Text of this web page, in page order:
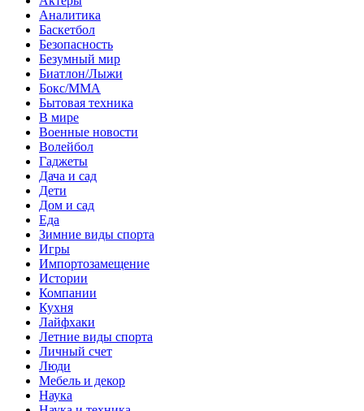
Аналитика
Баскетбол
Безопасность
Безумный мир
Биатлон/Лыжи
Бокс/MMA
Бытовая техника
В мире
Военные новости
Волейбол
Гаджеты
Дача и сад
Дети
Дом и сад
Еда
Зимние виды спорта
Игры
Импортозамещение
Истории
Компании
Кухня
Лайфхаки
Летние виды спорта
Личный счет
Люди
Мебель и декор
Наука